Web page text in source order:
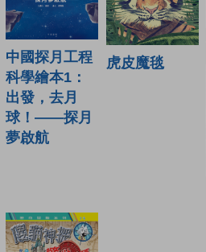
中國探月工程
科學繪本1：
出發，去月
球！——探月
夢啟航
虎皮魔毯